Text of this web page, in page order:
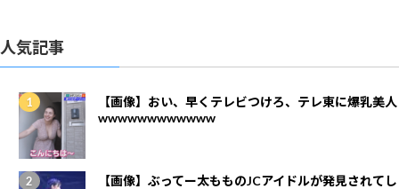
人気記事
【画像】おい、早くテレビつけろ、テレ東に爆乳美人
wwwwwwwwwwww
【画像】ぶってー太もものJCアイドルが発見されてし